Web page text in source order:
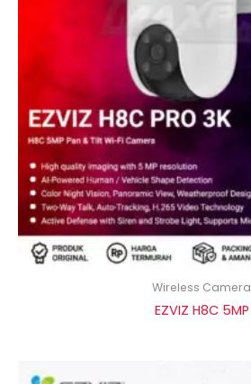
Wireless Camera
EZVIZ H8C 5MP